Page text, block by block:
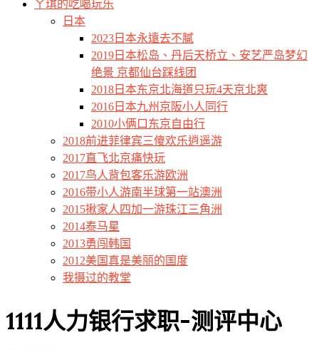
ㄚ琪的吃喝玩乐
日本
2023日本永遠去不膩
2019日本松岛、丹后天桥立、安艺严岛梦幻
绝景 京都仙台踩线团
2018日本东京北海道只玩4天京北爽
2016日本九州京阪小人同行
2010小俩口东京自由行
2018前进菲律宾三傻欢乐逍遥游
2017直飞北京痛快玩
2017鸟人背包客乐游欧洲
2016带小人游南半球第一站澳洲
2015揪家人四加一游珠江三角洲
2014泰马星
2013勇闯韩国
2012美国真是美丽的国度
我摄过的教堂
1111人力银行求职-测评中心